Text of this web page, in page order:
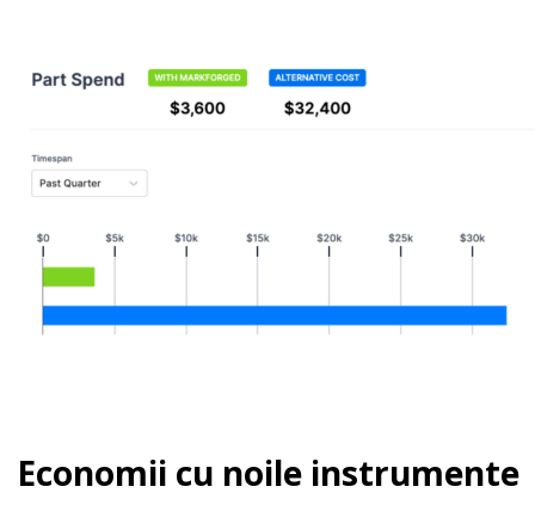
Economii cu noile instrumente